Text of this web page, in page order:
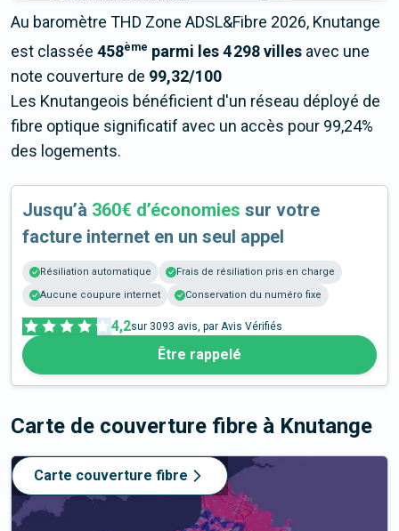
Au baromètre THD Zone ADSL&Fibre 2026, Knutange
est classée 458ème parmi les 4 298 villes avec une
note couverture de 99,32/100
Les Knutangeois bénéficient d'un réseau déployé de
fibre optique significatif avec un accès pour 99,24%
des logements.
Jusqu’à 360€ d’économies sur votre
facture internet en un seul appel
Résiliation automatique
Frais de résiliation pris en charge
Aucune coupure internet
Conservation du numéro fixe
4,2sur 3093 avis, par Avis Vérifiés
Être rappelé
Carte de couverture fibre à Knutange
Carte couverture fibre